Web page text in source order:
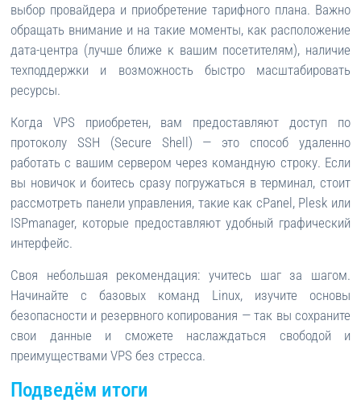
выбор провайдера и приобретение тарифного плана. Важно
обращать внимание и на такие моменты, как расположение
дата-центра (лучше ближе к вашим посетителям), наличие
техподдержки и возможность быстро масштабировать
ресурсы.
Когда VPS приобретен, вам предоставляют доступ по
протоколу SSH (Secure Shell) — это способ удаленно
работать с вашим сервером через командную строку. Если
вы новичок и боитесь сразу погружаться в терминал, стоит
рассмотреть панели управления, такие как cPanel, Plesk или
ISPmanager, которые предоставляют удобный графический
интерфейс.
Своя небольшая рекомендация: учитесь шаг за шагом.
Начинайте с базовых команд Linux, изучите основы
безопасности и резервного копирования — так вы сохраните
свои данные и сможете наслаждаться свободой и
преимуществами VPS без стресса.
Подведём итоги